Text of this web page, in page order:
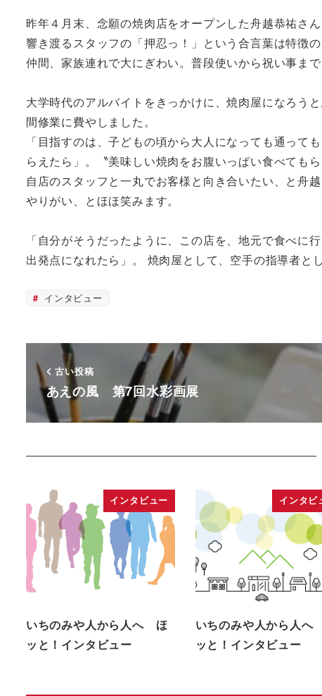
昨年４月末、念願の焼肉店をオープンした舟越恭祐さ
響き渡るスタッフの「押忍っ！」という合言葉は特徴
仲間、家族連れで大にぎわい。普段使いから祝い事ま
大学時代のアルバイトをきっかけに、焼肉屋になろう
間修業に費やしました。
「目指すのは、子どもの頃から大人になっても通って
らえたら」。〝美味しい焼肉をお腹いっぱい食べても
自店のスタッフと一丸でお客様と向き合いたい、と舟
やりがい、とほほ笑みます。
「自分がそうだったように、この店を、地元で食べ
出発点になれたら」。 焼肉屋として、空手の指導者と
インタビュー
古い投稿
あえの風 第7回水彩画展
インタビュー
いちのみや人から人へ ほ
ッと！インタビュー
インタビ
いちのみや人から人
ッと！インタビュー